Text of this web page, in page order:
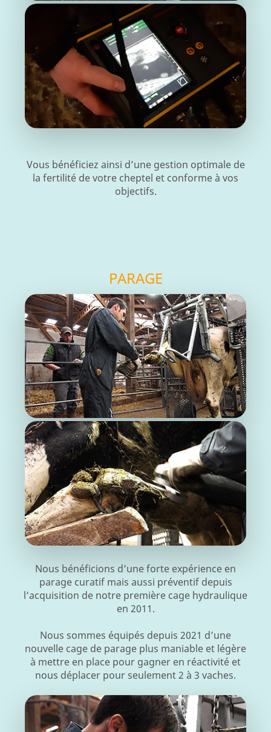
Vous bénéficiez ainsi d’une gestion optimale de
la fertilité de votre cheptel et conforme à vos
objectifs.
PARAGE
Nous bénéficions d’une forte expérience en
parage curatif mais aussi préventif depuis
l’acquisition de notre première cage hydraulique
en 2011.
Nous sommes équipés depuis 2021 d’une
nouvelle cage de parage plus maniable et légère
à mettre en place pour gagner en réactivité et
nous déplacer pour seulement 2 à 3 vaches.